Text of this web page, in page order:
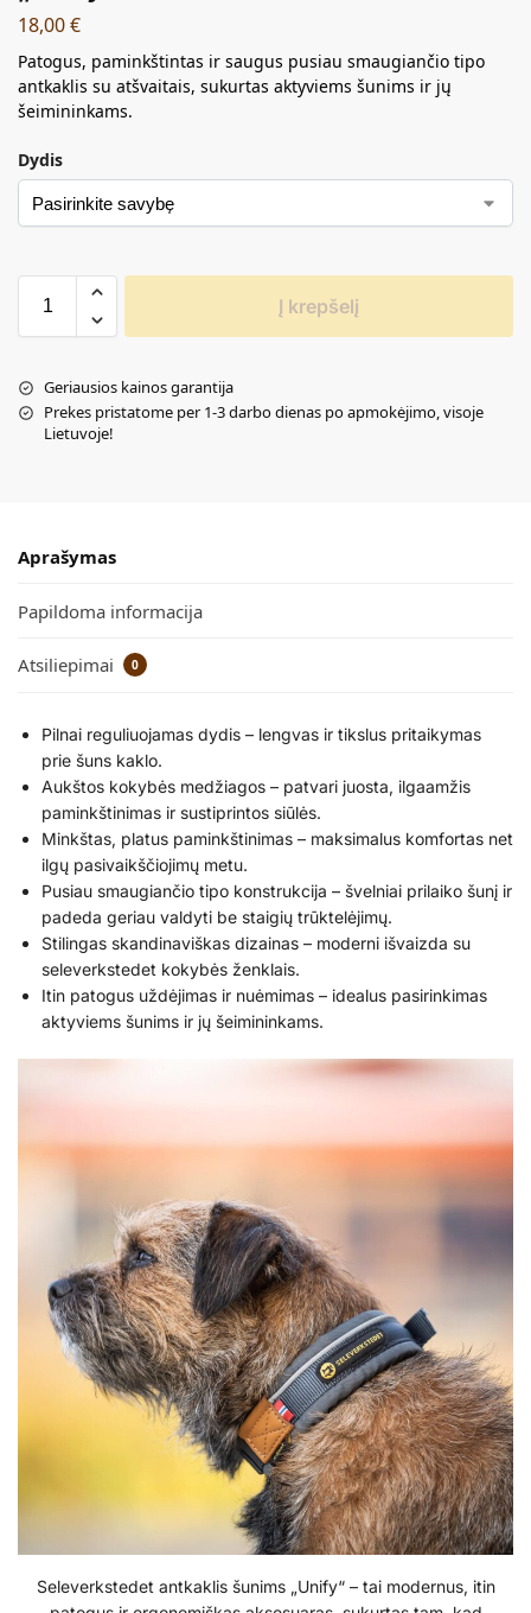
18,00€
Patogus, paminkštintas ir saugus pusiau smaugiančio tipo
antkaklis su atšvaitais, sukurtas aktyviems šunims ir jų
šeimininkams.
Dydis
Į krepšelį
Geriausios kainos garantija
Prekes pristatome per 1-3 darbo dienas po apmokėjimo, visoje
Lietuvoje!
Aprašymas
Papildoma informacija
Atsiliepimai 0
Pilnai reguliuojamas dydis – lengvas ir tikslus pritaikymas
prie šuns kaklo.
Aukštos kokybės medžiagos – patvari juosta, ilgaamžis
paminkštinimas ir sustiprintos siūlės.
Minkštas, platus paminkštinimas – maksimalus komfortas net
ilgų pasivaikščiojimų metu.
Pusiau smaugiančio tipo konstrukcija – švelniai prilaiko šunį ir
padeda geriau valdyti be staigių trūktelėjimų.
Stilingas skandinaviškas dizainas – moderni išvaizda su
seleverkstedet kokybės ženklais.
Itin patogus uždėjimas ir nuėmimas – idealus pasirinkimas
aktyviems šunims ir jų šeimininkams.
Seleverkstedet antkaklis šunims „Unify“ – tai modernus, itin